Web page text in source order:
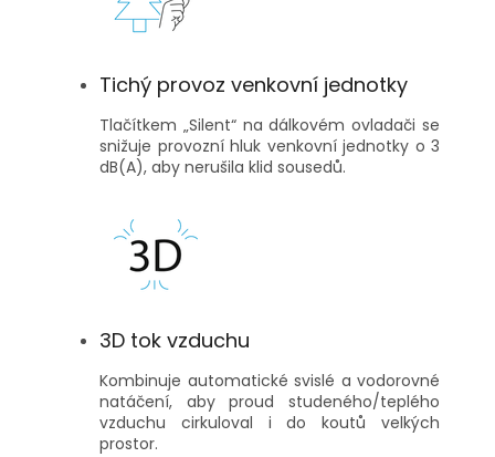
Tichý provoz venkovní jednotky
Tlačítkem „Silent“ na dálkovém ovladači se
snižuje provozní hluk venkovní jednotky o 3
dB(A), aby nerušila klid sousedů.
3D tok vzduchu
Kombinuje automatické svislé a vodorovné
natáčení, aby proud studeného/teplého
vzduchu cirkuloval i do koutů velkých
prostor.